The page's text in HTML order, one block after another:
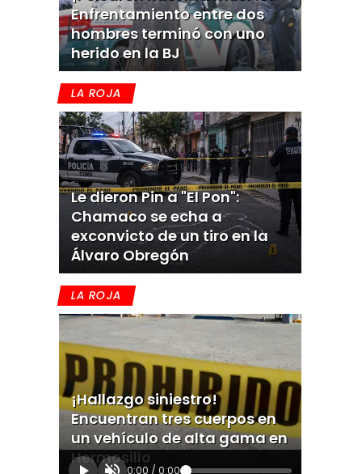
Enfrentamiento entre dos
hombres terminó con uno
herido en la BJ
LA ROJA
Le dieron Pin a "El Pon":
Chamaco se echa a
exconvicto de un tiro en la
Álvaro Obregón
LA ROJA
¡Hallazgo siniestro!
Encuentran tres cuerpos en
un vehículo de alta gama en
Hermosillo
0:00 / 0:00